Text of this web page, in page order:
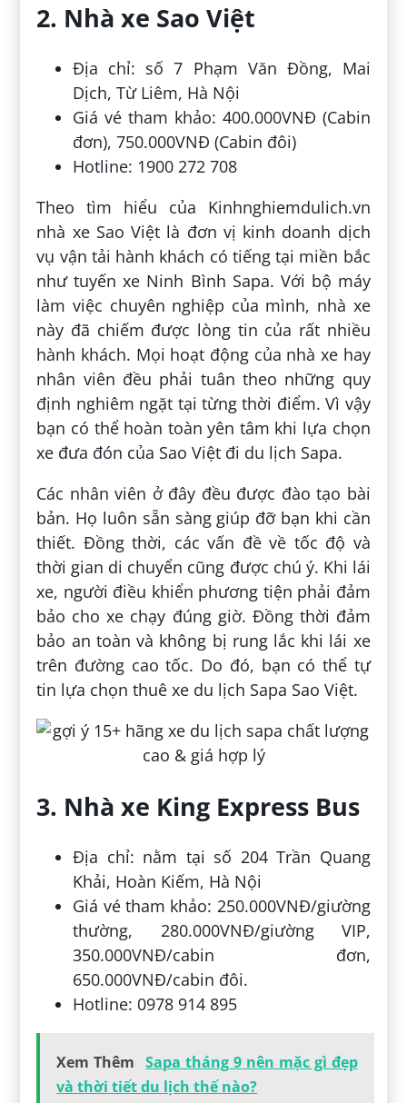
2. Nhà xe Sao Việt
Địa chỉ: số 7 Phạm Văn Đồng, Mai
Dịch, Từ Liêm, Hà Nội
Giá vé tham khảo: 400.000VNĐ (Cabin
đơn), 750.000VNĐ (Cabin đôi)
Hotline: 1900 272 708
Theo tìm hiểu của Kinhnghiemdulich.vn
nhà xe Sao Việt là đơn vị kinh doanh dịch
vụ vận tải hành khách có tiếng tại miền bắc
như tuyến xe Ninh Bình Sapa. Với bộ máy
làm việc chuyên nghiệp của mình, nhà xe
này đã chiếm được lòng tin của rất nhiều
hành khách. Mọi hoạt động của nhà xe hay
nhân viên đều phải tuân theo những quy
định nghiêm ngặt tại từng thời điểm. Vì vậy
bạn có thể hoàn toàn yên tâm khi lựa chọn
xe đưa đón của Sao Việt đi du lịch Sapa.
Các nhân viên ở đây đều được đào tạo bài
bản. Họ luôn sẵn sàng giúp đỡ bạn khi cần
thiết. Đồng thời, các vấn đề về tốc độ và
thời gian di chuyển cũng được chú ý. Khi lái
xe, người điều khiển phương tiện phải đảm
bảo cho xe chạy đúng giờ. Đồng thời đảm
bảo an toàn và không bị rung lắc khi lái xe
trên đường cao tốc. Do đó, bạn có thể tự
tin lựa chọn thuê xe du lịch Sapa Sao Việt.
3. Nhà xe King Express Bus
Địa chỉ: nằm tại số 204 Trần Quang
Khải, Hoàn Kiếm, Hà Nội
Giá vé tham khảo: 250.000VNĐ/giường
thường, 280.000VNĐ/giường VIP,
350.000VNĐ/cabin đơn,
650.000VNĐ/cabin đôi.
Hotline: 0978 914 895
Xem Thêm Sapa tháng 9 nên mặc gì đẹp
và thời tiết du lịch thế nào?